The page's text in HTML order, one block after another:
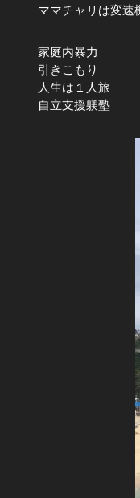
ママチャリは変速
家庭内暴力
引きこもり
人生は１人旅
自立支援躾塾